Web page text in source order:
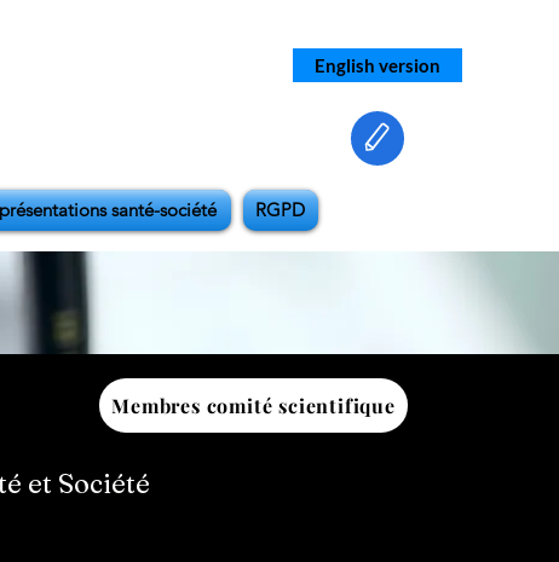
English version
santé-société RGPD
Membres comité scientifique
et Société